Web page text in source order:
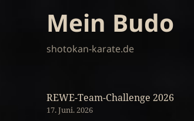
Mein Budo
shotokan-karate.de
REWE-Team-Challenge 2026
17. Juni. 2026